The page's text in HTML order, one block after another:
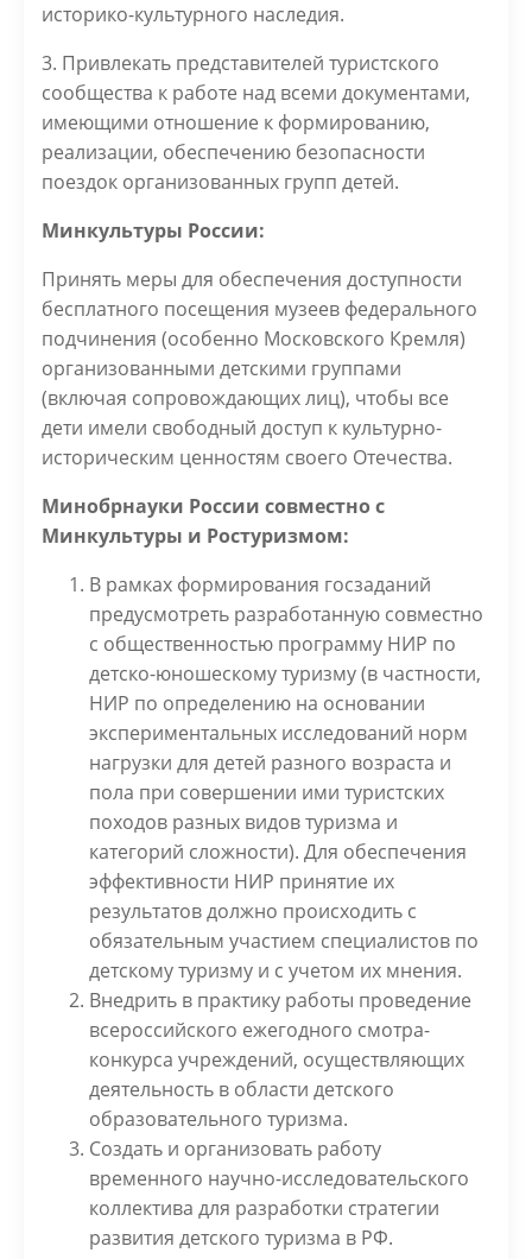
историко-культурного наследия.
3. Привлекать представителей туристского
сообщества к работе над всеми документами,
имеющими отношение к формированию,
реализации, обеспечению безопасности
поездок организованных групп детей.
Минкультуры России:
Принять меры для обеспечения доступности
бесплатного посещения музеев федерального
подчинения (особенно Московского Кремля)
организованными детскими группами
(включая сопровождающих лиц), чтобы все
дети имели свободный доступ к культурно-
историческим ценностям своего Отечества.
Минобрнауки России совместно с
Минкультуры и Ростуризмом:
В рамках формирования госзаданий
предусмотреть разработанную совместно
с общественностью программу НИР по
детско-юношескому туризму (в частности,
НИР по определению на основании
экспериментальных исследований норм
нагрузки для детей разного возраста и
пола при совершении ими туристских
походов разных видов туризма и
категорий сложности). Для обеспечения
эффективности НИР принятие их
результатов должно происходить с
обязательным участием специалистов по
детскому туризму и с учетом их мнения.
Внедрить в практику работы проведение
всероссийского ежегодного смотра-
конкурса учреждений, осуществляющих
деятельность в области детского
образовательного туризма.
Создать и организовать работу
временного научно-исследовательского
коллектива для разработки стратегии
развития детского туризма в РФ.